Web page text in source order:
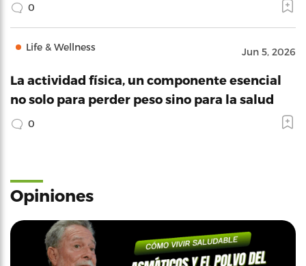
0
Life & Wellness Jun 5, 2026
La actividad física, un componente esencial
no solo para perder peso sino para la salud
0
Opiniones